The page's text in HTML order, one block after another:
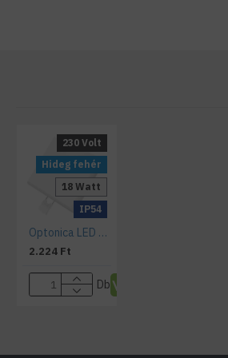
Hideg fehér
18 Watt
230 Volt
IP54
Optonica LED panel keret nélküli négyzet 18W, 6000K
2.224 Ft
Db